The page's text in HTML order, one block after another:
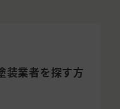
装業者を探す方